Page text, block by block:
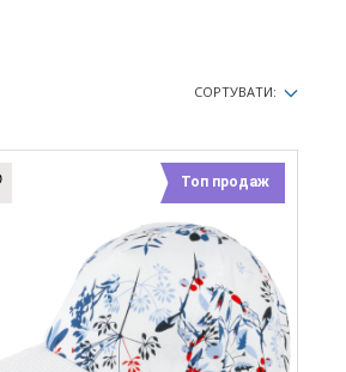
СОРТУВАТИ:
Топ продаж